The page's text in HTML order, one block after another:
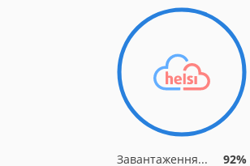
Завантаження... 92%